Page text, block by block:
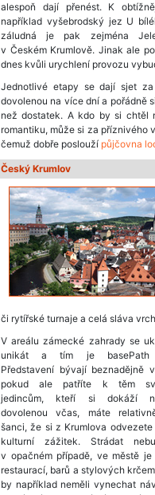
alespoň dají přenést. K
například vyšebrodský jez U
záludná je pak zejména
v Českém Krumlově. Jinak ale
dnes kvůli urychlení provozu
Jednotlivé etapy se dají sjet
dovolenou na více dní a pořádně
než dostatek. A kdo by si chtěl
romantiku, může si za příznivého
čemuž dobře poslouží půjčovna
Český Krumlov
či rytířské turnaje a celá sláva
V areálu zámecké zahrady se
unikát a tím je basePath
Představení bývají beznadějně
pokud ale patříte k těm
jedincům, kteří si dokáží
dovolenou včas, máte
šanci, že si z Krumlova odvezete
kulturní zážitek. Strádat
v opačném případě, ve městě je
restaurací, barů a stylových
by například neměli vynechat